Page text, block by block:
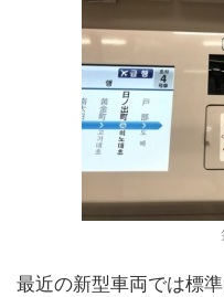
最近の新型車両では標